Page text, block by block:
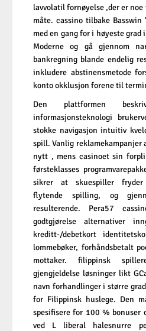
lavvolatil fornøyelse ,der er
måte. cassino tilbake Basswin
med en gang for i høyeste
Moderne og gå gjennom
bankregning blande endelig
inkludere abstinensmetode
konto okklusjon forene til
Den plattformen
informasjonsteknologi
stokke navigasjon intuitiv
spill. Vanlig
nytt , mens casinoet sin
førsteklasses
sikrer at skuespiller fryder
flytende spilling, og
resulterende. Pera57
godtgjørelse alternativer
kreditt-/debetkort
lommebøker, forhåndsbetalt
mottaker. filippinsk
gjengjeldelse løsninger likt
navn forhandlinger i større
for Filippinsk huslege. Den
spesifisere for 100 % bonuser
ved L liberal halesnurre